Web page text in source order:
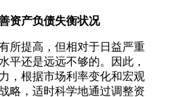
产负债失衡状况
提高，但相对于日益严重
平还是远远不够的。因此，
，根据市场利率变化和宏观
略，适时科学地通过调整资